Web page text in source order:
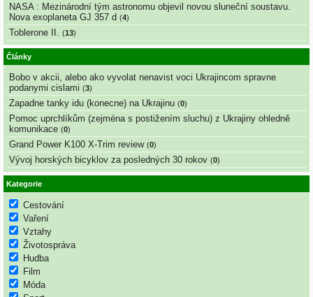
NASA : Mezinárodní tým astronomu objevil novou sluneční soustavu.
Nova exoplaneta GJ 357 d (4)
Toblerone II. (13)
Články
Bobo v akcii, alebo ako vyvolat nenavist voci Ukrajincom spravne
podanymi cislami (3)
Zapadne tanky idu (konecne) na Ukrajinu (0)
Pomoc uprchlíkům (zejména s postižením sluchu) z Ukrajiny ohledně
komunikace (0)
Grand Power K100 X-Trim review (0)
Vývoj horských bicyklov za posledných 30 rokov (0)
Kategorie
Cestování
Vaření
Vztahy
Životospráva
Hudba
Film
Móda